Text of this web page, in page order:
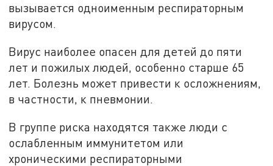
вызывается одноименным респираторным
вирусом.
Вирус наиболее опасен для детей до пяти
лет и пожилых людей, особенно старше 65
лет. Болезнь может привести к осложнениям,
в частности, к пневмонии.
В группе риска находятся также люди с
ослабленным иммунитетом или
хроническими респираторными